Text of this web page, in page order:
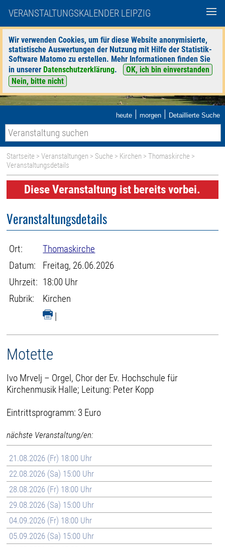
VERANSTALTUNGSKALENDER LEIPZIG
Wir verwenden Cookies, um für diese Website anonymisierte,
statistische Auswertungen der Nutzung mit Hilfe der Statistik-
Software Matomo zu erstellen. Mehr Informationen finden Sie
in unserer Datenschutzerklärung.
OK, ich bin einverstanden
Nein, bitte nicht
heute | morgen | Detaillierte Suche
Startseite >Veranstaltungen > Suche > Kirchen >Thomaskirche >
Veranstaltungsdetails
Diese Veranstaltung ist bereits vorbei.
Veranstaltungsdetails
Ort:
Thomaskirche
Datum:
Freitag, 26.06.2026
Uhrzeit: 18:00 Uhr
Rubrik:
Kirchen
|
Motette
Ivo Mrvelj – Orgel, Chor der Ev. Hochschule für
Kirchenmusik Halle; Leitung: Peter Kopp
Eintrittsprogramm: 3 Euro
nächste Veranstaltung/en:
21.08.2026 (Fr) 18:00 Uhr
22.08.2026 (Sa) 15:00 Uhr
28.08.2026 (Fr) 18:00 Uhr
29.08.2026 (Sa) 15:00 Uhr
04.09.2026 (Fr) 18:00 Uhr
05.09.2026 (Sa) 15:00 Uhr